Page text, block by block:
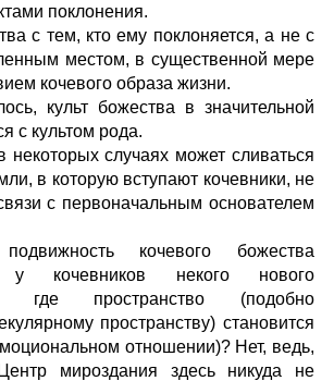
поклонения.
с тем, кто ему поклоняется, а не с
местом, в существенной мере
кочевого образа жизни.
культ божества в значительной
с культом рода.
некоторых случаях может сливаться
в которую вступают кочевники, не
с первоначальным основателем
кочевого божества
у кочевников некого нового
где пространство (подобно
пространству) становится
отношении)? Нет, ведь,
мироздания здесь никуда не